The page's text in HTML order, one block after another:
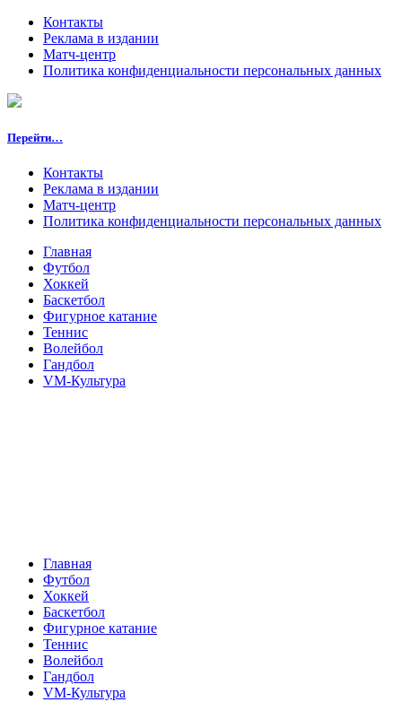
Контакты
Реклама в издании
Матч-центр
Политика конфиденциальности персональных данных
Перейти…
Контакты
Реклама в издании
Матч-центр
Политика конфиденциальности персональных данных
Главная
Футбол
Хоккей
Баскетбол
Фигурное катание
Теннис
Волейбол
Гандбол
VM-Культура
Главная
Футбол
Хоккей
Баскетбол
Фигурное катание
Теннис
Волейбол
Гандбол
VM-Культура